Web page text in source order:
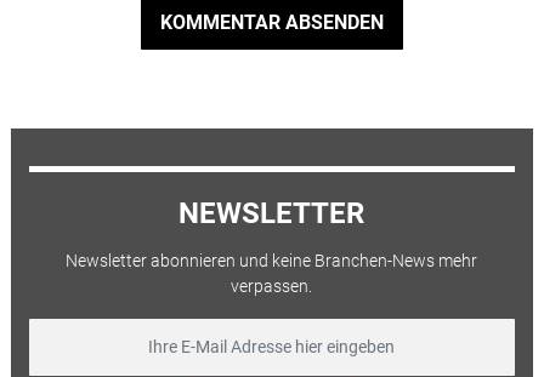
KOMMENTAR ABSENDEN
NEWSLETTER
Newsletter abonnieren und keine Branchen-News mehr
verpassen.